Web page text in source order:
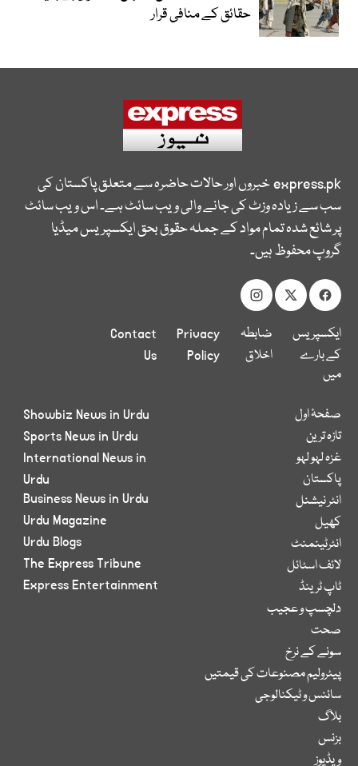
حقائق کے منافی قرار
express.pkخبروں اور حالات حاضرہ سے متعلق پاکستان کی
سب سے زیادہ وزٹ کی جانے والی ویب سائٹ ہے۔ اس ویب سائٹ
پر شائع شدہ تمام مواد کے جملہ حقوق بحق ایکسپریس میڈیا
گروپ محفوظ ہیں۔
ایکسپریس
کے بارے
میں
ضابطہ
اخلاق
Privacy
Policy
Contact
Us
صفحۂ اول
تازہ ترین
غزہ لہو لہو
پاکستان
انٹر نیشنل
کھیل
انٹرٹینمنٹ
لائف اسٹائل
ٹاپ ٹرینڈ
دلچسپ و عجیب
صحت
سونے کے نرخ
پیٹرولیم مصنوعات کی قیمتیں
سائنس و ٹیکنالوجی
بلاگ
بزنس
ویڈیوز
Showbiz News in Urdu
Sports News in Urdu
International News in
Urdu
Business News in Urdu
Urdu Magazine
Urdu Blogs
The Express Tribune
Express Entertainment